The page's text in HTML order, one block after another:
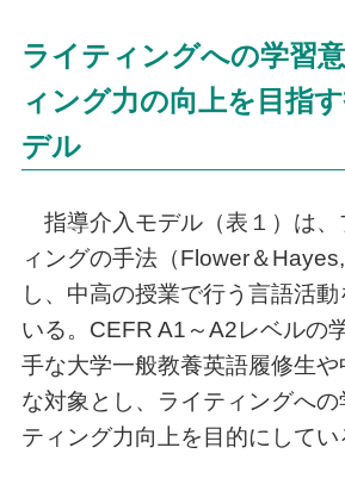
ライティングへの学習
ィング力の向上を目指
デル
指導介入モデル（表１）は、
ィングの手法（Flower＆
し、中高の授業で行う言語活
いる。CEFR A1～A2レベルの
手な大学一般教養英語履修生
な対象とし、ライティングへの
ティング力向上を目的にしてい